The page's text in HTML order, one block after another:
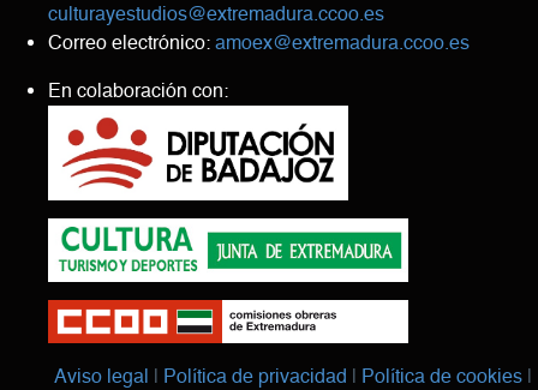
culturayestudios@extremadura.ccoo.es
Correo electrónico: amoex@extremadura.ccoo.es
En colaboración con:
Aviso legal Política de privacidad Política de cookies